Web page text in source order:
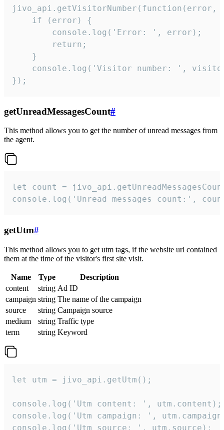
jivo_api.getVisitorNumber(function(error,
    if (error) {
        console.log('Error: ', error);
        return;
    }
console.log('Visitor number: ',
});
getUnreadMessagesCount#
This method allows you to get the number of unread messages from
the agent.
let count =
console.log('Unread messages count:',
getUtm#
This method allows you to get utm tags, if the website url contained
them at the time of the visitor's first site visit.
Name Type
Description
content
string Ad ID
campaign string The name of the campaign
source
string Campaign source
medium
string Traffic type
term
string Keyword
let utm = jivo_api.getUtm();
console.log('Utm content: ', utm.content);
console.log('Utm campaign: ',
console.log('Utm source: ', utm.source);